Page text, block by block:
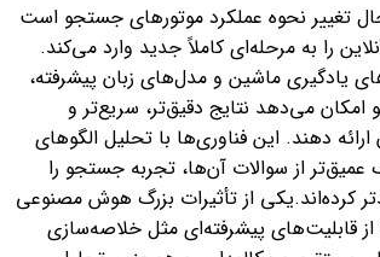
تغییر نحوه عملکرد موتورهای جستجو است
را به مرحله‌ای کاملاً جدید وارد می‌کند.
یادگیری ماشین و مدل‌های زبان پیشرفته،
می‌دهد نتایج دقیق‌تر، سریع‌تر و
ارائه دهند. این فناوری‌ها با تحلیل الگوهای
عمیق‌تر از سوالات آن‌ها، تجربه جستجو را
کرده‌اند.یکی از تأثیرات بزرگ هوش مصنوعی
قابلیت‌های پیشرفته‌ای مثل خلاصه‌سازی